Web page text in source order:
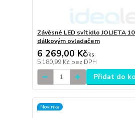
Závěsné LED svítidlo JOLIETA
dálkovým ovladačem
6 269,00 Kč/ks
5 180,99 Kč bez DPH
Přidat do
Novinka